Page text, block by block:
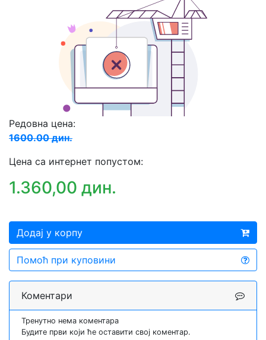
Редовна цена:
1600.00 дин.
Цена са интернет попустом:
1.360,00 дин.
Додај у корпу
Помоћ при куповини
Коментари
Тренутно нема коментара
Будите први који ће оставити свој коментар.